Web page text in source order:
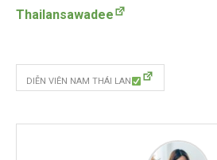
Thailansawadee
DIỄN VIÊN NAM THÁI LAN